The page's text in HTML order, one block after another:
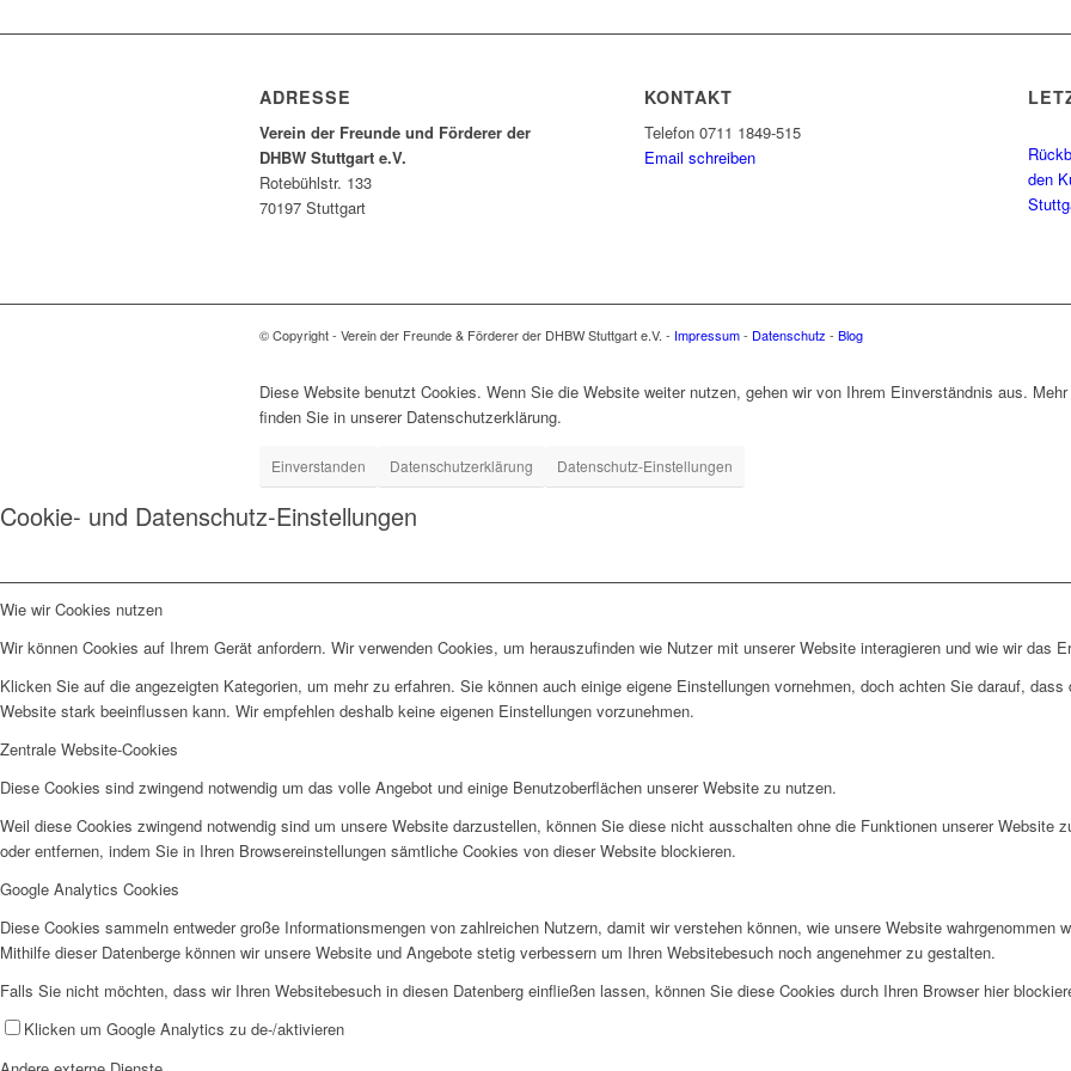
ADRESSE
Verein der Freunde und Förderer der
DHBW Stuttgart e.V.
Rotebühlstr. 133
70197 Stuttgart
KONTAKT
Telefon 0711 1849-515
Email schreiben
den
© Copyright - Verein der Freunde & Förderer der DHBW Stuttgart e.V. - Impressum- Datenschutz - Blog
Diese Website benutzt Cookies. Wenn Sie die Website weiter nutzen, gehen wir von Ihrem Einverständnis aus.
finden Sie in unserer Datenschutzerklärung.
Einverstanden Datenschutzerklärung Datenschutz-Einstellungen
Cookie- und Datenschutz-Einstellungen
Wie wir Cookies nutzen
Wir können Cookies auf Ihrem Gerät anfordern. Wir verwenden Cookies, um herauszufinden wie Nutzer mit unserer Website interagieren und wie wir das
Klicken Sie auf die angezeigten Kategorien, um mehr zu erfahren. Sie können auch einige eigene Einstellungen vornehmen, doch achten Sie darauf,
Website stark beeinflussen kann. Wir empfehlen deshalb keine eigenen Einstellungen vorzunehmen.
Zentrale Website-Cookies
Diese Cookies sind zwingend notwendig um das volle Angebot und einige Benutzoberflächen unserer Website zu nutzen.
Weil diese Cookies zwingend notwendig sind um unsere Website darzustellen, können Sie diese nicht ausschalten ohne die Funktionen unserer
oder entfernen, indem Sie in Ihren Browsereinstellungen sämtliche Cookies von dieser Website blockieren.
Google Analytics Cookies
Diese Cookies sammeln entweder große Informationsmengen von zahlreichen Nutzern, damit wir verstehen können, wie unsere Website
Mithilfe dieser Datenberge können wir unsere Website und Angebote stetig verbessern um Ihren Websitebesuch noch angenehmer zu gestalten.
Falls Sie nicht möchten, dass wir Ihren Websitebesuch in diesen Datenberg einfließen lassen, können Sie diese Cookies durch Ihren Browser hier
Klicken um Google Analytics zu de-/aktivieren